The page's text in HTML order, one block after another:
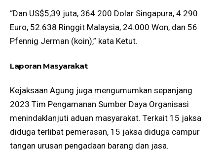
“Dan US$5,39 juta, 364.200 Dolar Singapura, 4.290
Euro, 52.638 Ringgit Malaysia, 24.000 Won, dan 56
Pfennig Jerman (koin),” kata Ketut.
Laporan Masyarakat
Kejaksaan Agung juga mengumumkan sepanjang
2023 Tim Pengamanan Sumber Daya Organisasi
menindaklanjuti aduan masyarakat. Terkait 15 jaksa
diduga terlibat pemerasan, 15 jaksa diduga campur
tangan urusan pengadaan barang dan jasa.